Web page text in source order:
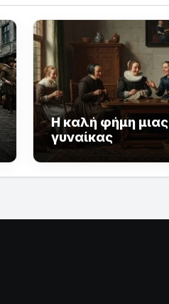
Η καλή φήμη μιας
γυναίκας